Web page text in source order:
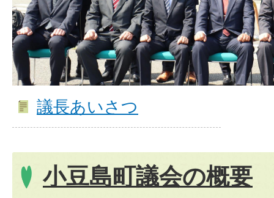
議長あいさつ
小豆島町議会の概要